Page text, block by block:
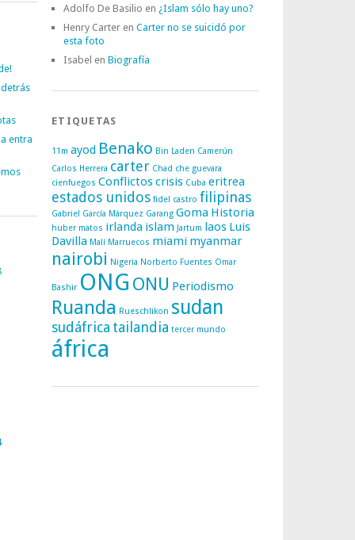
entra
Adolfo De Basilio en ¿Islam sólo hay uno?
Henry Carter en Carter no se suicidó por
esta foto
Isabel en Biografía
ETIQUETAS
11m ayod Benako Bin Laden Camerún
Carlos Herrera carter Chad che guevara
cienfuegos Conflictoscrisis Cuba eritrea
estados unidos fidel castro filipinas
Gabriel García Márquez Garang Goma Historia
huber matos irlanda islam Jartum laos Luis
Davilla Malí Marruecos miami myanmar
nairobi Nigeria Norberto Fuentes Omar
Bashir ONG ONU Periodismo
Ruanda Rueschlikon sudan
sudáfrica tailandia tercer mundo
áfrica